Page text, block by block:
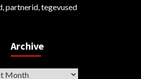
partnerid, tegevused
Archive